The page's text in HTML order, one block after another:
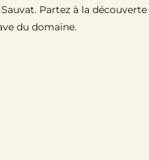
Partez à la découverte
du domaine.